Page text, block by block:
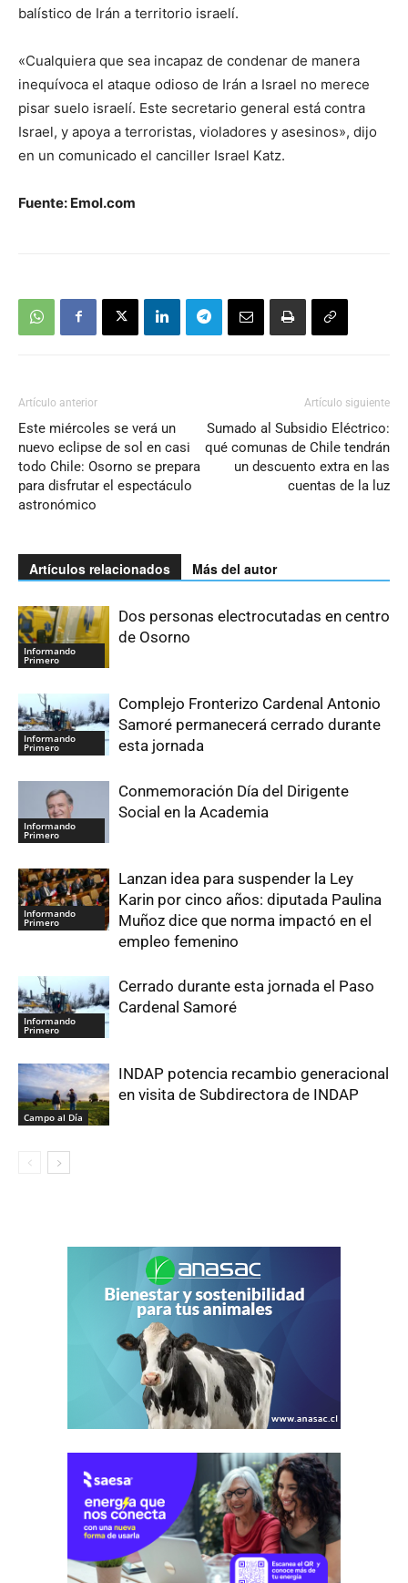
balístico de Irán a territorio israelí.
«Cualquiera que sea incapaz de condenar de manera
inequívoca el ataque odioso de Irán a Israel no merece
pisar suelo israelí. Este secretario general está contra
Israel, y apoya a terroristas, violadores y asesinos», dijo
en un comunicado el canciller Israel Katz.
Fuente: Emol.com
Artículo anterior
Este miércoles se verá un
nuevo eclipse de sol en casi
todo Chile: Osorno se prepara
para disfrutar el espectáculo
astronómico
Artículo siguiente
Sumado al Subsidio Eléctrico:
qué comunas de Chile tendrán
un descuento extra en las
cuentas de la luz
Artículos relacionados Más del autor
Informando
Primero
Dos personas electrocutadas en centro
de Osorno
Informando
Primero
Complejo Fronterizo Cardenal Antonio
Samoré permanecerá cerrado durante
esta jornada
Informando
Primero
Conmemoración Día del Dirigente
Social en la Academia
Informando
Primero
Lanzan idea para suspender la Ley
Karin por cinco años: diputada Paulina
Muñoz dice que norma impactó en el
empleo femenino
Informando
Primero
Cerrado durante esta jornada el Paso
Cardenal Samoré
Campo al Día
INDAP potencia recambio generacional
en visita de Subdirectora de INDAP